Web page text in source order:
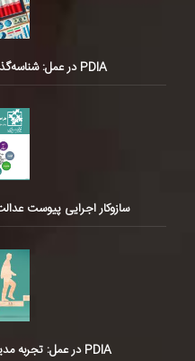
PDIA در عمل: شناسه‌گذاری بودجه و طبقه‌بندی آن
سازوکار اجرایی پیوست
PDIA در عمل: تجربه مدیریت تعارض منافع در ایران